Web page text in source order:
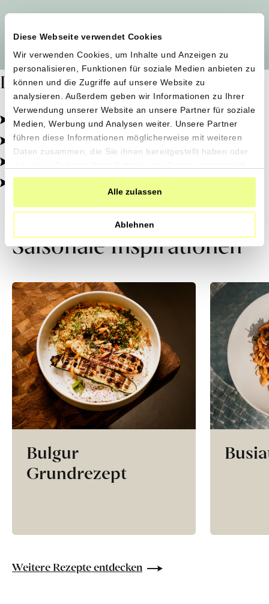
Diese Webseite verwendet Cookies
Wir verwenden Cookies, um Inhalte und Anzeigen zu
personalisieren, Funktionen für soziale Medien anbieten zu
können und die Zugriffe auf unsere Website zu
analysieren. Außerdem geben wir Informationen zu Ihrer
Verwendung unserer Website an unsere Partner für soziale
Medien, Werbung und Analysen weiter. Unsere Partner
führen diese Informationen möglicherweise mit weiteren
Daten zusammen, die Sie ihnen bereitgestellt haben oder
haben.
Alle zulassen
Ablehnen
Dafür stehen wir
Pestizidfrei angebaut, schonend verarbeitet.
Natürliche Zutaten, echter Geschmack.
Von kleinen Höfen, direkt zu dir.
100% transparent, 0% Zusatzstoffe.
Saisonale Inspirationen
Bulgur
Grundrezept
Weitere Rezepte entdecken